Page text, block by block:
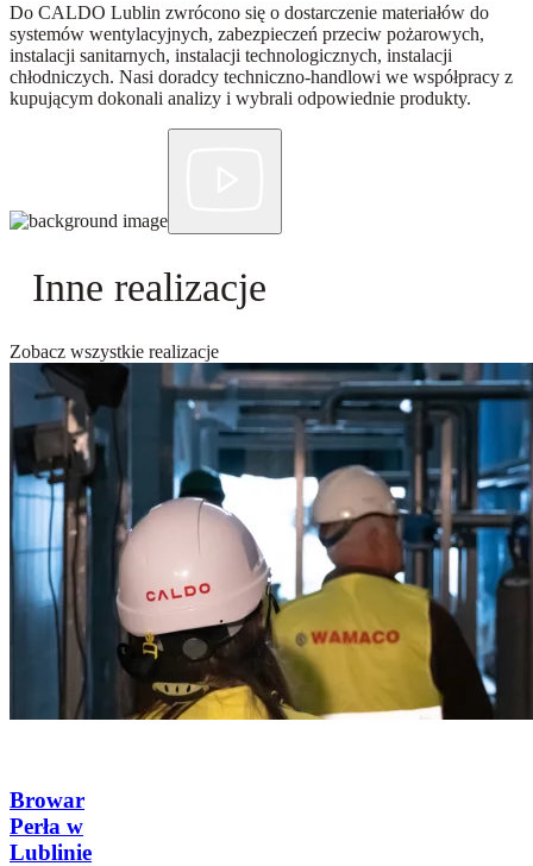
Do CALDO Lublin zwrócono się o dostarczenie materiałów do
systemów wentylacyjnych, zabezpieczeń przeciw pożarowych,
instalacji sanitarnych, instalacji technologicznych, instalacji
chłodniczych. Nasi doradcy techniczno-handlowi we współpracy z
kupującym dokonali analizy i wybrali odpowiednie produkty.
Inne realizacje
Zobacz wszystkie realizacje
Browar
Perła w
Lublinie